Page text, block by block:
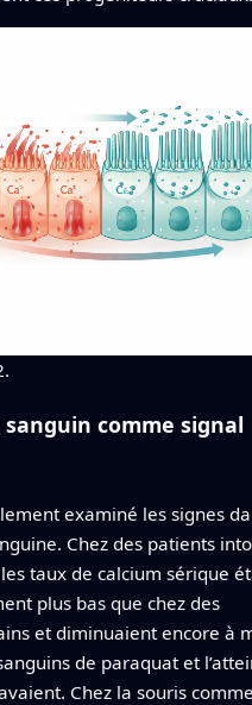
sanguin comme signal
examiné les signes
Chez des patients
taux de calcium sérique
plus bas que chez des
et diminuaient encore à
de paraquat et
Chez la souris